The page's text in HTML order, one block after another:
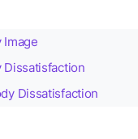
Image
Dissatisfaction
Dissatisfaction